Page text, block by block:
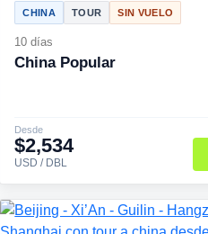
CHINA TOUR SIN VUELO
10 días
China Popular
Desde
$2,534
USD / DBL